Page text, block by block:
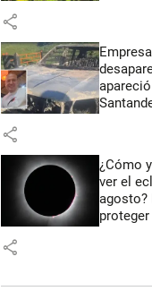
share
share
¿Cómo
ver el
agosto?
share